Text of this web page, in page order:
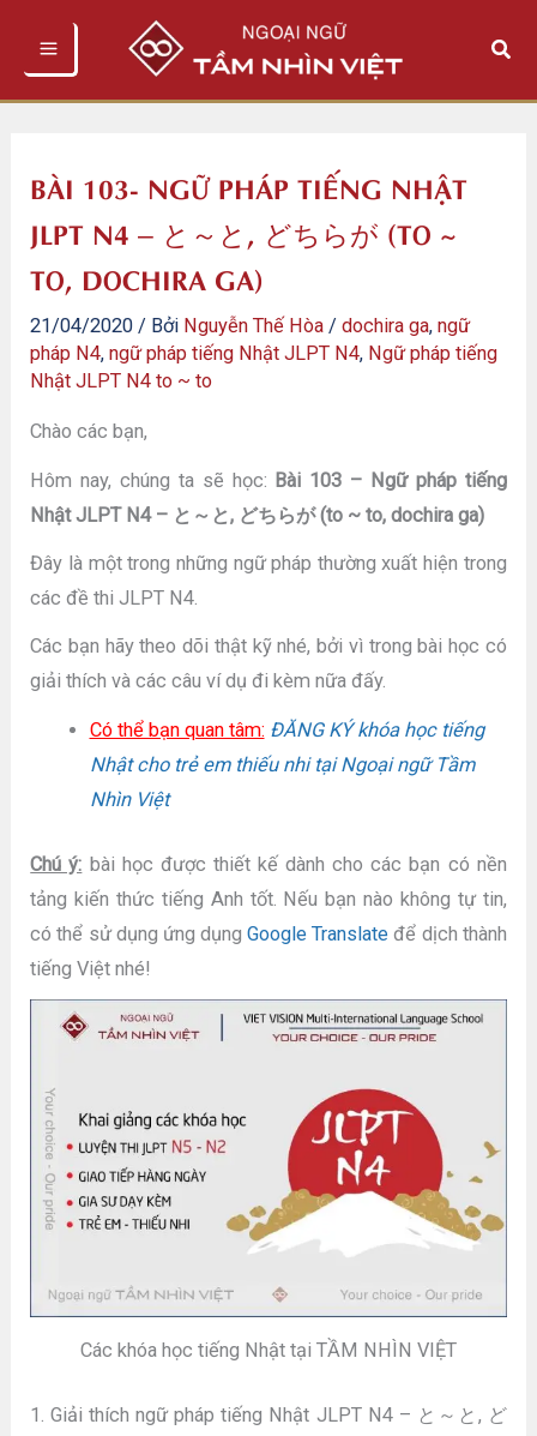
Tìm
BÀI 103- NGỮ PHÁP TIẾNG NHẬT
JLPT N4 – と～と, どちらが (TO ~
TO, DOCHIRA GA)
21/04/2020 / Bởi Nguyễn Thế Hòa /dochira ga,ngữ
pháp N4,ngữ pháp tiếng Nhật JLPT N4, Ngữ pháp tiếng
Nhật JLPT N4 to ~ to
Chào các bạn,
Hôm nay, chúng ta sẽ học: Bài 103 – Ngữ pháp tiếng
Nhật JLPT N4 – と～と, どちらが (to ~ to, dochira ga)
Đây là một trong những ngữ pháp thường xuất hiện trong
các đề thi JLPT N4.
Các bạn hãy theo dõi thật kỹ nhé, bởi vì trong bài học có
giải thích và các câu ví dụ đi kèm nữa đấy.
Có thể bạn quan tâm: ĐĂNG KÝ khóa học tiếng
Nhật cho trẻ em thiếu nhi tại Ngoại ngữ Tầm
Nhìn Việt
Chú ý: bài học được thiết kế dành cho các bạn có nền
tảng kiến thức tiếng Anh tốt. Nếu bạn nào không tự tin,
có thể sử dụng ứng dụngGoogle Translate để dịch thành
tiếng Việt nhé!
Các khóa học tiếng Nhật tại TẦM NHÌN VIỆT
1. Giải thích ngữ pháp tiếng Nhật JLPT N4 – と～と, ど